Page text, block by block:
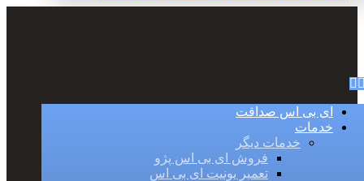
ای بی اس صداقت
خدمات
خدمات دیگر
فروش ای بی اس پژو
تعمیر یونیت ای بی اس